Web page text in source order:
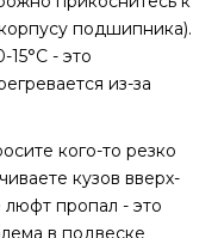
подшипника).
- это
из-за
кого-то резко
кузов вверх-
пропал - это
в подвеске